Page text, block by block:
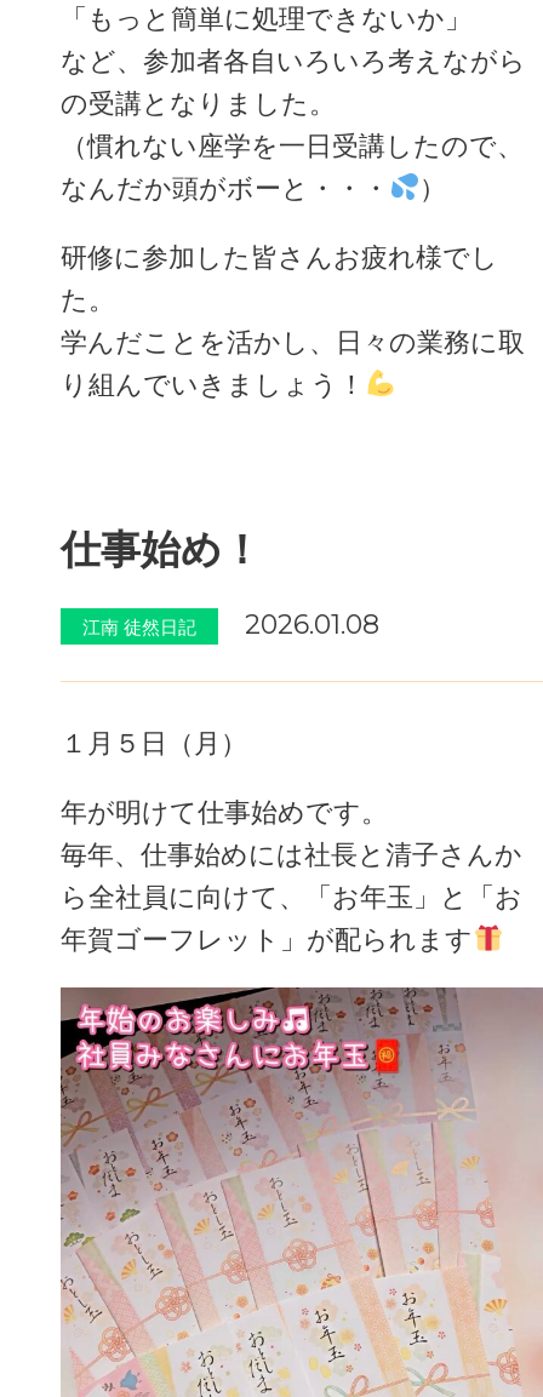
「もっと簡単に処理できないか」
など、参加者各自いろいろ考えながら
の受講となりました。
（慣れない座学を一日受講したので、
なんだか頭がボーと・・・
）
研修に参加した皆さんお疲れ様でし
た。
学んだことを活かし、日々の業務に取
り組んでいきましょう！
仕事始め！
江南 徒然日記 2026.01.08
１月５日（月）
年が明けて仕事始めです。
毎年、仕事始めには社長と清子さんか
ら全社員に向けて、「お年玉」と「お
年賀ゴーフレット」が配られます